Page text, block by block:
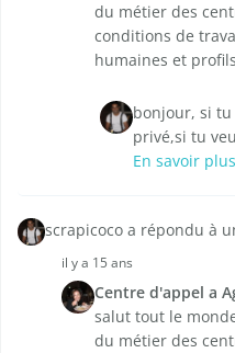
du métier des
conditions de
humaines et profils
bonjour, si tu
privé,si tu
En savoir plus
scrapicoco a répondu à
il y a 15 ans
Centre d'appel a
salut tout le
du métier des